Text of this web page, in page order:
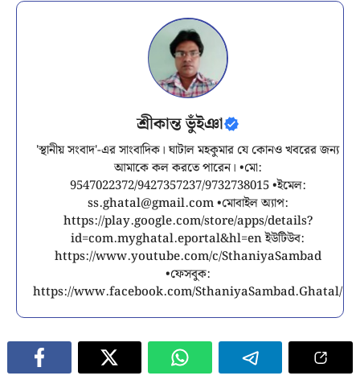
শ্রীকান্ত ভুঁইঞা
'স্থানীয় সংবাদ'-এর সাংবাদিক। ঘাটাল মহকুমার যে কোনও খবরের জন্য
আমাকে কল করতে পারেন। •মো:
9547022372/9427357237/9732738015 •ইমেল:
ss.ghatal@gmail.com•মোবাইল অ্যাপ:
https://play.google.com/store/apps/details?
id=com.myghatal.eportal&hl=en ইউটিউব:
https://www.youtube.com/c/SthaniyaSambad
•ফেসবুক:
https://www.facebook.com/SthaniyaSambad.Ghatal/